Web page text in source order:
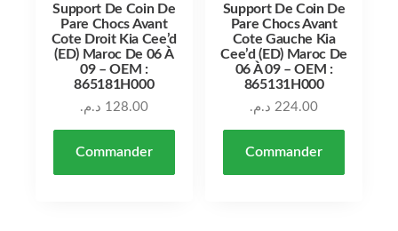
Support De Coin De
Pare Chocs Avant
Cote Droit Kia Cee’d
(ED) Maroc De 06 À
09 – OEM :
865181H000
128.00 د.م.
Commander
Support De Coin De
Pare Chocs Avant
Cote Gauche Kia
Cee’d (ED) Maroc De
06 À 09 – OEM :
865131H000
224.00 د.م.
Commander